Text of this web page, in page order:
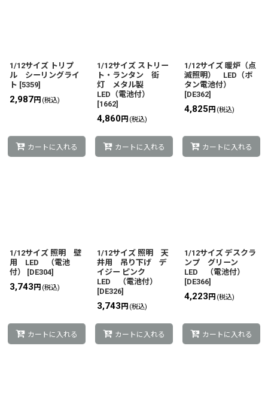
1/12サイズ トリプ
ル シーリングライ
ト [5359]
2,987円 (税込)
カートに入れる
1/12サイズ ストリー
ト・ランタン 街
灯 メタル製
LED（電池付）
[1662]
4,860円 (税込)
カートに入れる
1/12サイズ 暖炉（点
滅照明） LED（ボ
タン電池付）
[DE362]
4,825 円 (税込)
カートに入れる
1/12サイズ 照明 壁
用 LED （電池
付）
[DE304]
3,743 円 (税込)
カートに入れる
1/12サイズ 照明 天
井用 吊り下げ デ
イジー ピンク
LED （電池付）
[DE326]
3,743 円 (税込)
カートに入れる
1/12サイズ デスクラ
ンプ グリーン
LED （電池付）
[DE366]
4,223 円 (税込)
カートに入れる